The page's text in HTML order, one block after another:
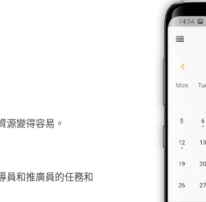
源變得容易。
員和推廣員的任務和